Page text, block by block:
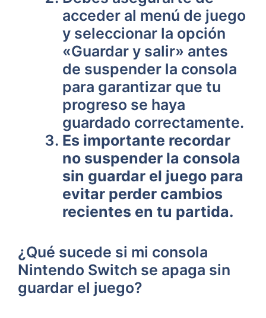
acceder al menú de juego
y seleccionar la opción
«Guardar‍ y salir» antes
de suspender ⁢la consola
para garantizar⁣ que tu
progreso se haya
guardado correctamente.
Es importante recordar
no suspender la consola
sin guardar el⁣ juego para
evitar ‍perder ⁢cambios
recientes en tu partida.
¿Qué sucede si mi consola
Nintendo Switch se apaga sin
guardar el juego?